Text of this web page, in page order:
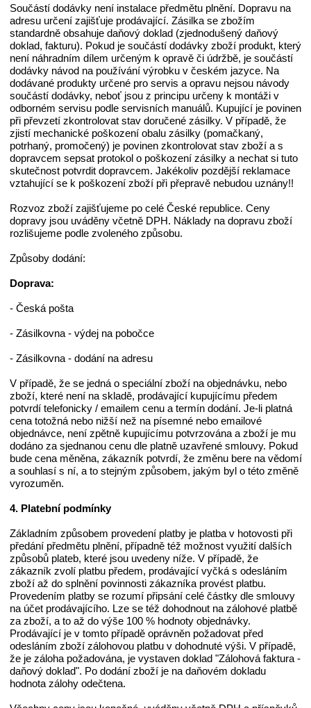
Součástí dodávky není instalace předmětu plnění. Dopravu na
adresu určení zajišťuje prodávající. Zásilka se zbožím
standardně obsahuje daňový doklad (zjednodušený daňový
doklad, fakturu). Pokud je součástí dodávky zboží produkt, který
není náhradním dílem určeným k opravě či údržbě, je součástí
dodávky návod na používání výrobku v českém jazyce. Na
dodávané produkty určené pro servis a opravu nejsou návody
součástí dodávky, neboť jsou z principu určeny k montáži v
odborném servisu podle servisních manuálů. Kupující je povinen
při převzetí zkontrolovat stav doručené zásilky. V případě, že
zjistí mechanické poškození obalu zásilky (pomačkaný,
potrhaný, promočený) je povinen zkontrolovat stav zboží a s
dopravcem sepsat protokol o poškození zásilky a nechat si tuto
skutečnost potvrdit dopravcem. Jakékoliv pozdější reklamace
vztahující se k poškození zboží při přepravě nebudou uznány!!
Rozvoz zboží zajišťujeme po celé České republice. Ceny
dopravy jsou uváděny včetně DPH. Náklady na dopravu zboží
rozlišujeme podle zvoleného způsobu.
Způsoby dodání:
Doprava:
- Česká pošta
- Zásilkovna - výdej na pobočce
- Zásilkovna - dodání na adresu
V případě, že se jedná o speciální zboží na objednávku, nebo
zboží, které není na skladě, prodávající kupujícímu předem
potvrdí telefonicky / emailem cenu a termín dodání. Je-li platná
cena totožná nebo nižší než na písemné nebo emailové
objednávce, není zpětně kupujícímu potvrzována a zboží je mu
dodáno za sjednanou cenu dle platně uzavřené smlouvy. Pokud
bude cena měněna, zákazník potvrdí, že změnu bere na vědomí
a souhlasí s ní, a to stejným způsobem, jakým byl o této změně
vyrozuměn.
4. Platební podmínky
Základním způsobem provedení platby je platba v hotovosti při
předání předmětu plnění, případně též možnost využití dalších
způsobů plateb, které jsou uvedeny níže. V případě, že
zákazník zvolí platbu předem, prodávající vyčká s odesláním
zboží až do splnění povinnosti zákazníka provést platbu.
Provedením platby se rozumí připsání celé částky dle smlouvy
na účet prodávajícího. Lze se též dohodnout na zálohové platbě
za zboží, a to až do výše 100 % hodnoty objednávky.
Prodávající je v tomto případě oprávněn požadovat před
odesláním zboží zálohovou platbu v dohodnuté výši. V případě,
že je záloha požadována, je vystaven doklad "Zálohová faktura -
daňový doklad". Po dodání zboží je na daňovém dokladu
hodnota zálohy odečtena.